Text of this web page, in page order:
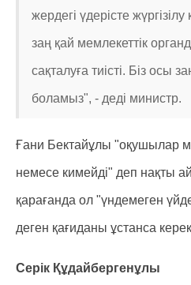
жердегі үдерісте
заң қай мемлекеттік
сақталуға тиісті. Біз осы
боламыз", - деді министр.
Ғани Бектайұлы "оқушылар
немесе кимейді" деп нақты
қарағанда ол "үндемеген
деген қағиданы ұстанса
Серік Құдайбергенұлы